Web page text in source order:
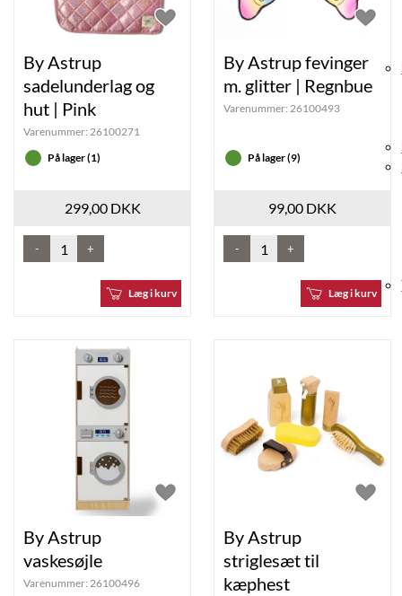
By Astrup
sadelunderlag og
hut | Pink
Varenummer: 26100271
På lager (1)
299,00 DKK
- +
Læg i kurv
By Astrup fevinger
m. glitter | Regnbue
Varenummer:26100493
På lager (9)
99,00 DKK
- +
Læg i kurv
By Astrup
vaskesøjle
Varenummer: 26100496
By Astrup
striglesæt til
kæphest